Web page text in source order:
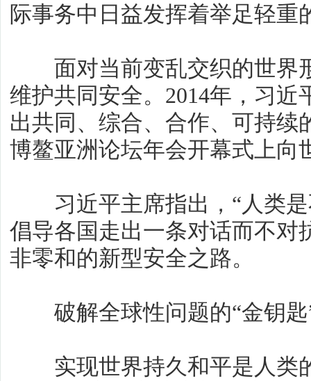
际事务中日益发挥着举足轻重
面对当前变乱交织的世界
维护共同安全。2014年，习
出共同、综合、合作、可持续
博鳌亚洲论坛年会开幕式上向
习近平主席指出，“人类是
倡导各国走出一条对话而不对
非零和的新型安全之路。
破解全球性问题的“金钥匙
实现世界持久和平是人类